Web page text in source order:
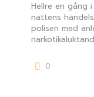
Hellre en gång
nattens
polisen med
0